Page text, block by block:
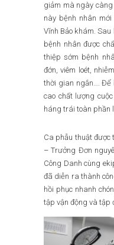
giảm mà ngày càng
này bệnh nhân
Vĩnh Bảo khám.
bệnh nhân được
thiệp sớm bệnh
đớn, viêm loét,
thời gian ngắn…. Để
cao chất lượng
háng trái toàn phần
Ca phẫu thuật được
– Trưởng Đơn
Công Danh cùng
đã diễn ra thành
hồi phục nhanh
tập vận động và tập